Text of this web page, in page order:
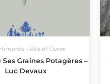
- Kits et Livres
Ses Graines Potagères –
Luc Devaux